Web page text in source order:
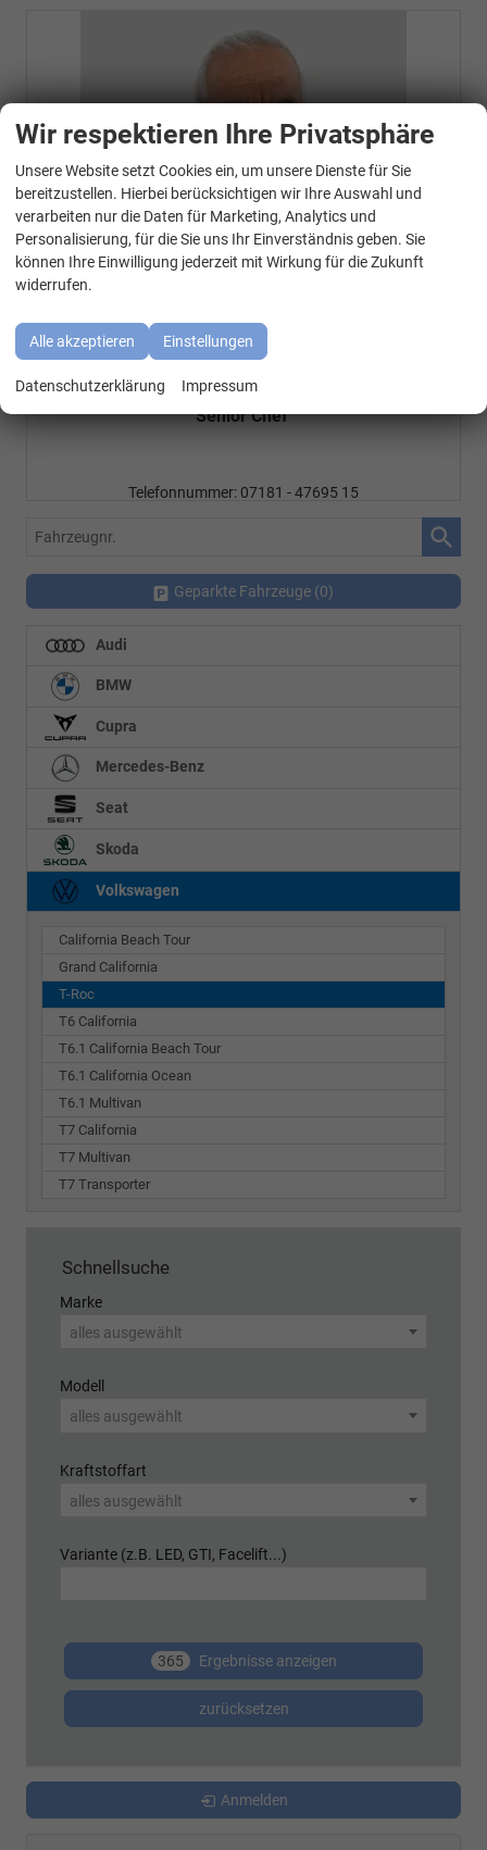
Özen Özkara
Senior Chef
Telefonnummer: 07181 - 47695 15
Fahrzeugnr.
Geparkte Fahrzeuge (0)
Audi
BMW
Cupra
Mercedes-Benz
Seat
Skoda
Volkswagen
California Beach Tour
Grand California
T-Roc
T6 California
T6.1 California Beach Tour
T6.1 California Ocean
T6.1 Multivan
T7 California
T7 Multivan
T7 Transporter
Schnellsuche
Marke
alles ausgewählt
Modell
alles ausgewählt
Kraftstoffart
alles ausgewählt
Variante (z.B. LED, GTI, Facelift...)
365 Ergebnisse anzeigen
zurücksetzen
Anmelden
Wir respektieren Ihre Privatsphäre
Unsere Website setzt Cookies ein, um unsere Dienste für Sie
bereitzustellen. Hierbei berücksichtigen wir Ihre Auswahl und
verarbeiten nur die Daten für Marketing, Analytics und
Personalisierung, für die Sie uns Ihr Einverständnis geben. Sie
können Ihre Einwilligung jederzeit mit Wirkung für die Zukunft
widerrufen.
Alle akzeptieren Einstellungen
Datenschutzerklärung Impressum